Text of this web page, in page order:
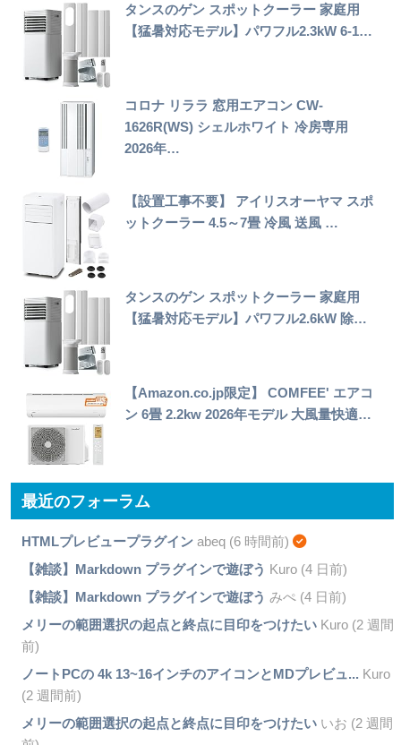
タンスのゲン スポットクーラー 家庭用
【猛暑対応モデル】パワフル2.3kW 6-1…
コロナ リララ 窓用エアコン CW-
1626R(WS) シェルホワイト 冷房専用
2026年…
【設置工事不要】 アイリスオーヤマ スポ
ットクーラー 4.5～7畳 冷風 送風 …
タンスのゲン スポットクーラー 家庭用
【猛暑対応モデル】パワフル2.6kW 除…
【Amazon.co.jp限定】 COMFEE' エアコ
ン 6畳 2.2kw 2026年モデル 大風量快適…
最近のフォーラム
HTMLプレビュープラグインabeq (6 時間前)
【雑談】Markdown プラグインで遊ぼう Kuro (4 日前)
【雑談】Markdown プラグインで遊ぼう みぺ (4 日前)
メリーの範囲選択の起点と終点に目印をつけたいKuro (2 週間
前)
ノートPCの 4k 13~16インチのアイコンとMDプレビュ... Kuro
(2 週間前)
メリーの範囲選択の起点と終点に目印をつけたいいお (2 週間